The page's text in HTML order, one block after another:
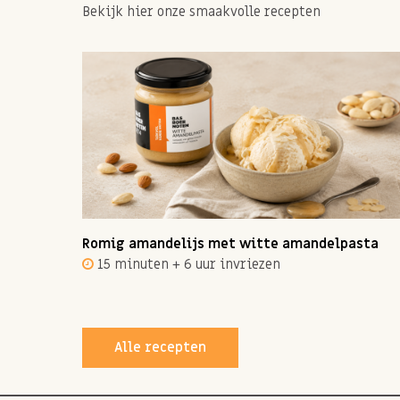
Bekijk hier onze smaakvolle recepten
Romig amandelijs met witte amandelpasta
15 minuten + 6 uur invriezen
Alle recepten